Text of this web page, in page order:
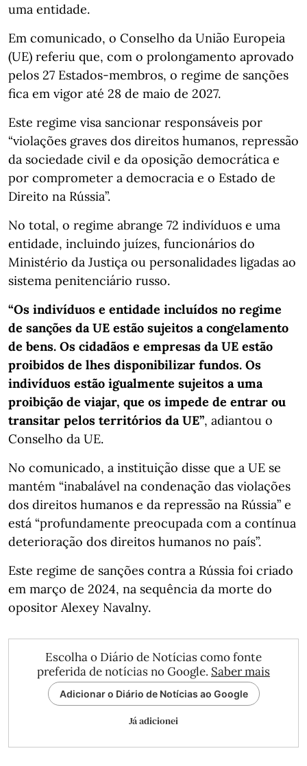
uma entidade.
Em comunicado, o Conselho da União Europeia
(UE) referiu que, com o prolongamento aprovado
pelos 27 Estados-membros, o regime de sanções
fica em vigor até 28 de maio de 2027.
Este regime visa sancionar responsáveis por
“violações graves dos direitos humanos, repressão
da sociedade civil e da oposição democrática e
por comprometer a democracia e o Estado de
Direito na Rússia”.
No total, o regime abrange 72 indivíduos e uma
entidade, incluindo juízes, funcionários do
Ministério da Justiça ou personalidades ligadas ao
sistema penitenciário russo.
“Os indivíduos e entidade incluídos no regime
de sanções da UE estão sujeitos a congelamento
de bens. Os cidadãos e empresas da UE estão
proibidos de lhes disponibilizar fundos. Os
indivíduos estão igualmente sujeitos a uma
proibição de viajar, que os impede de entrar ou
transitar pelos territórios da UE”, adiantou o
Conselho da UE.
No comunicado, a instituição disse que a UE se
mantém “inabalável na condenação das violações
dos direitos humanos e da repressão na Rússia” e
está “profundamente preocupada com a contínua
deterioração dos direitos humanos no país”.
Este regime de sanções contra a Rússia foi criado
em março de 2024, na sequência da morte do
opositor Alexey Navalny.
Escolha o Diário de Notícias como fonte
preferida de notícias no Google. Saber mais
Adicionar o Diário de Notícias ao Google
Já adicionei